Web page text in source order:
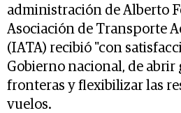
administración de Alberto
Asociación de Transporte
(IATA) recibió "con
Gobierno nacional, de abrir
fronteras y flexibilizar las
vuelos.